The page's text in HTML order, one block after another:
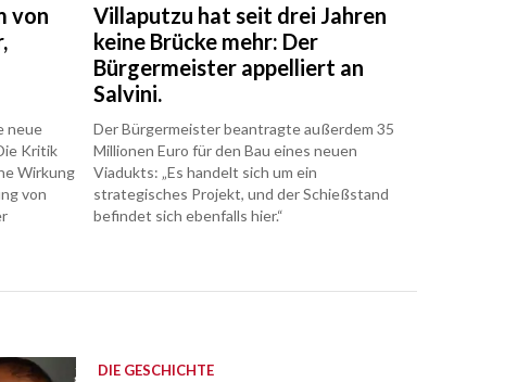
von
neue
Kritik
Wirkung
von
Villaputzu hat seit drei Jahren
keine Brücke mehr: Der
Bürgermeister appelliert an
Salvini.
Der Bürgermeister beantragte außerdem 35
Millionen Euro für den Bau eines neuen
Viadukts: „Es handelt sich um ein
strategisches Projekt, und der Schießstand
befindet sich ebenfalls hier.“
DIE GESCHICHTE